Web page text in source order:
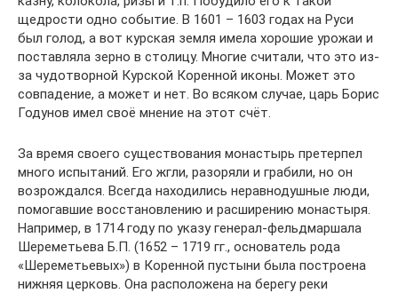
щедрости одно событие. В 1601 – 1603 годах на Руси
был голод, а вот курская земля имела хорошие урожаи и
поставляла зерно в столицу. Многие считали, что это из-
за чудотворной Курской Коренной иконы. Может это
совпадение, а может и нет. Во всяком случае, царь Борис
Годунов имел своё мнение на этот счёт.
За время своего существования монастырь претерпел
много испытаний. Его жгли, разоряли и грабили, но он
возрождался. Всегда находились неравнодушные люди,
помогавшие восстановлению и расширению монастыря.
Например, в 1714 году по указу генерал-фельдмаршала
Шереметьева Б.П. (1652 – 1719 гг., основатель рода
«Шереметьевых») в Коренной пустыни была построена
нижняя церковь. Она расположена на берегу реки